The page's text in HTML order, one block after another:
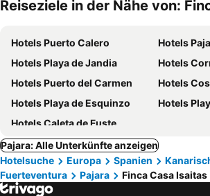
Reiseziele in der Nähe von:
Hotels Puerto Calero
Hotels
Hotels Playa de Jandia
Hotels
Hotels Puerto del Carmen
Hotels
Hotels Playa de Esquinzo
Hotels
Hotels Caleta de Fuste
Pajara: Alle Unterkünfte anzeigen
Hotelsuche
Europa Spanien
Fuerteventura
Pajara Finca Casa Isaitas